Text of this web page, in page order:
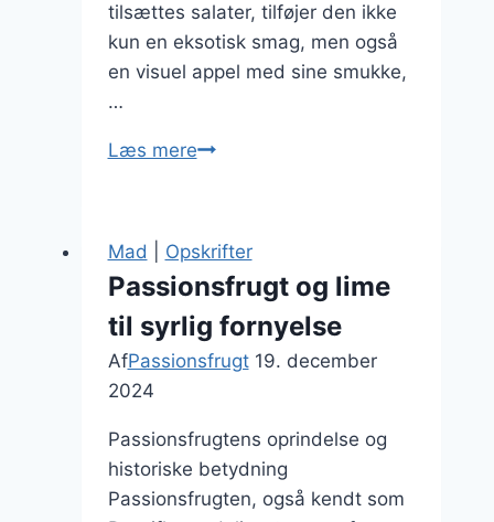
tilsættes salater, tilføjer den ikke
kun en eksotisk smag, men også
en visuel appel med sine smukke,
…
Læs merePassionsfrugt
for
smag
Mad Opskrifter
Passionsfrugt og lime
til syrlig fornyelse
AfPassionsfrugt 19. december
2024
Passionsfrugtens oprindelse og
historiske betydning
Passionsfrugten, også kendt som